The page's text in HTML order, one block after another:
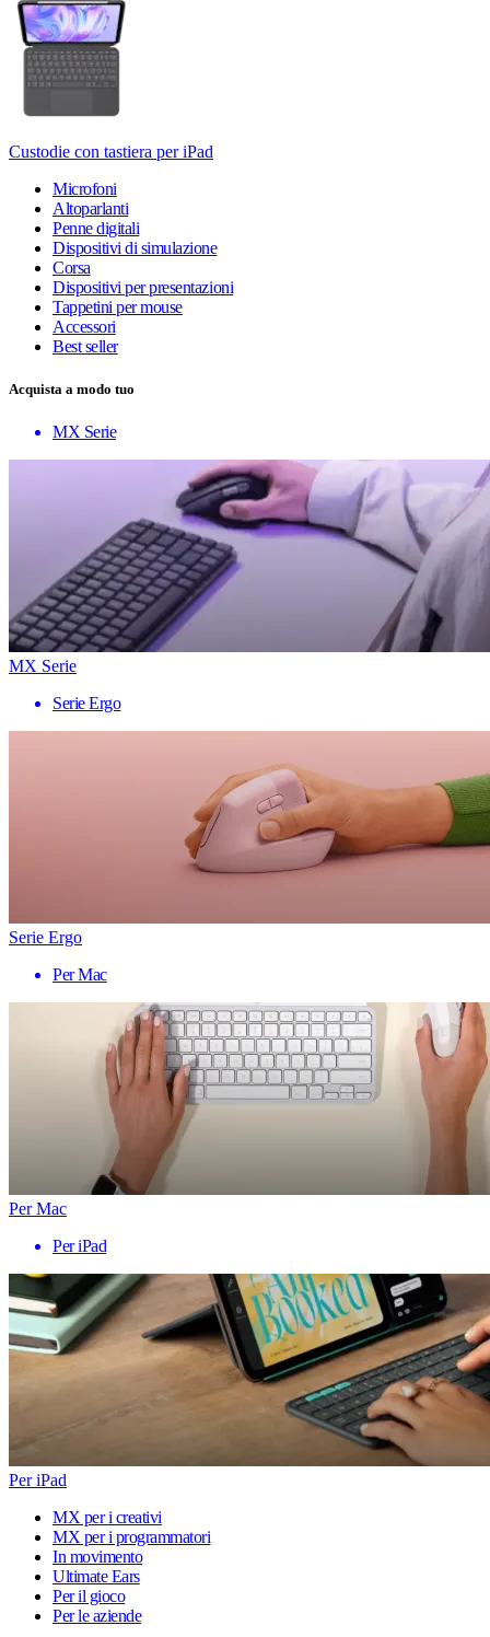
Custodie con tastiera per iPad
Microfoni
Altoparlanti
Penne digitali
Dispositivi di simulazione
Corsa
Dispositivi per presentazioni
Tappetini per mouse
Accessori
Best seller
Acquista a modo tuo
MX Serie
MX Serie
Serie Ergo
Serie Ergo
Per Mac
Per Mac
Per iPad
Per iPad
MX per i creativi
MX per i programmatori
In movimento
Ultimate Ears
Per il gioco
Per le aziende